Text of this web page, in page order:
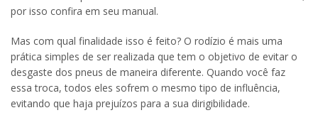
por isso confira em seu manual.
Mas com qual finalidade isso é feito? O rodízio é mais uma
prática simples de ser realizada que tem o objetivo de evitar o
desgaste dos pneus de maneira diferente. Quando você faz
essa troca, todos eles sofrem o mesmo tipo de influência,
evitando que haja prejuízos para a sua dirigibilidade.